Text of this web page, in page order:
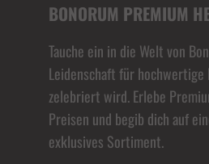
BONORUM PREMIUM
Tauche ein in die Welt von
Leidenschaft für hochwertige
zelebriert wird. Erlebe
Preisen und begib dich auf
exklusives Sortiment.